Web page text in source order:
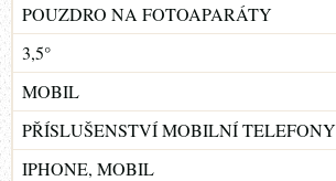
POUZDRO NA FOTOAPARÁTY
3,5°
MOBIL
PŘÍSLUŠENSTVÍ MOBILNÍ TELEFONY
IPHONE, MOBIL